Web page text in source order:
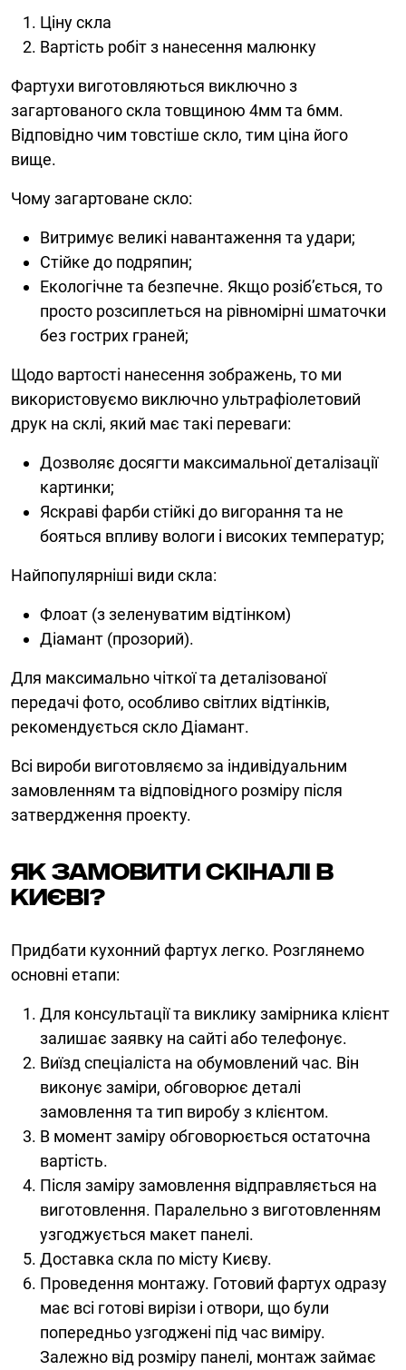
Ціну скла
Вартість робіт з нанесення малюнку
Фартухи виготовляються виключно з
загартованого скла товщиною 4мм та 6мм.
Відповідно чим товстіше скло, тим ціна його
вище.
Чому загартоване скло:
Витримує великі навантаження та удари;
Стійке до подряпин;
Екологічне та безпечне. Якщо розіб’ється, то
просто розсиплеться на рівномірні шматочки
без гострих граней;
Щодо вартості нанесення зображень, то ми
використовуємо виключно ультрафіолетовий
друк на склі, який має такі переваги:
Дозволяє досягти максимальної деталізації
картинки;
Яскраві фарби стійкі до вигорання та не
бояться впливу вологи і високих температур;
Найпопулярніші види скла:
Флоат (з зеленуватим відтінком)
Діамант (прозорий).
Для максимально чіткої та деталізованої
передачі фото, особливо світлих відтінків,
рекомендується скло Діамант.
Всі вироби виготовляємо за індивідуальним
замовленням та відповідного розміру після
затвердження проекту.
Як замовити скіналі в
Києві?
Придбати кухонний фартух легко. Розглянемо
основні етапи:
Для консультації та виклику замірника клієнт
залишає заявку на сайті або телефонує.
Виїзд спеціаліста на обумовлений час. Він
виконує заміри, обговорює деталі
замовлення та тип виробу з клієнтом.
В момент заміру обговорюється остаточна
вартість.
Після заміру замовлення відправляється на
виготовлення. Паралельно з виготовленням
узгоджується макет панелі.
Доставка скла по місту Києву.
Проведення монтажу. Готовий фартух одразу
має всі готові вирізи і отвори, що були
попередньо узгоджені під час виміру.
Залежно від розміру панелі, монтаж займає